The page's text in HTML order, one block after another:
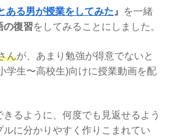
ある男が授業をしてみた 』
を一緒
の復習をしてみることにしました。
んが、あまり勉強が得意でないと
学生〜高校生)向けに授業動画を配
るように、何度でも見返せるよう
に分かりやすく作りこまれてい